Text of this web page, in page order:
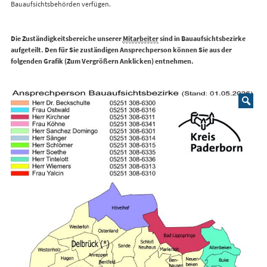
Bauaufsichtsbehörden verfügen.
Die Zuständigkeitsbereiche unserer Mitarbeitersind in Bauaufsichtsbezirke
aufgeteilt. Den für Sie zuständigen Ansprechperson können Sie aus der
folgenden Grafik (Zum Vergrößern Anklicken) entnehmen.